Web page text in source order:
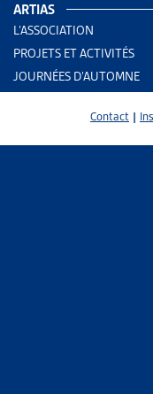
ARTIAS
L’ASSOCIATION
PROJETS ET ACTIVITÉS
JOURNÉES D’AUTOMNE
Contact |